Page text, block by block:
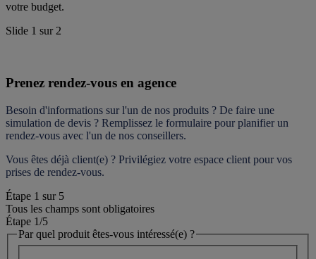
votre budget.
Slide 1 sur 2
Prenez rendez-vous en agence
Besoin d'informations sur l'un de nos produits ? De faire une
simulation de devis ? Remplissez le formulaire pour planifier un
rendez-vous avec l'un de nos conseillers.
Vous êtes déjà client(e) ? Privilégiez votre espace client pour vos
prises de rendez-vous.
Étape 1 sur 5
Tous les champs sont obligatoires
Étape 1/5
Par quel produit êtes-vous intéressé(e) ?